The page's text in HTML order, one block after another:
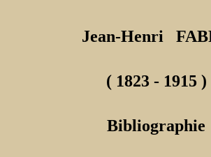
Jean-Henri
( 1823 - 1915 )
Bibliographie